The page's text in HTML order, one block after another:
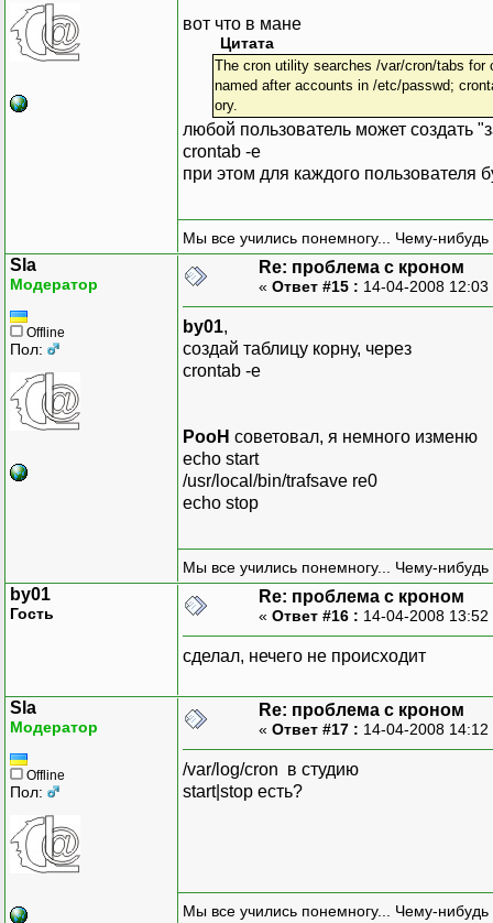
вот что в мане
Цитата
The cron utility searches /var/cron/tabs for
named after accounts in /etc/passwd;
ory.
любой пользователь может создать
crontab -e
при этом для каждого пользователя
Мы все учились понемногу... Чему-нибудь
Sla
Модератор
Offline
Пол:
Re: проблема с кроном
« Ответ #15 : 14-04-2008
by01,
создай таблицу корну, через
crontab -e
PooH советовал, я немного изменю
echo start
/usr/local/bin/trafsave re0
echo stop
Мы все учились понемногу... Чему-нибудь
by01
Гость
Re: проблема с кроном
« Ответ #16 : 14-04-2008
сделал, нечего не происходит
Sla
Модератор
Offline
Пол:
Re: проблема с кроном
« Ответ #17 : 14-04-2008
/var/log/cron в студию
start|stop есть?
Мы все учились понемногу... Чему-нибудь